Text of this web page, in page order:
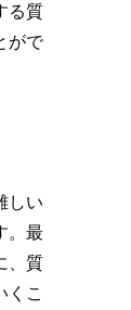
る質
がで
しい
。最
、質
くこ